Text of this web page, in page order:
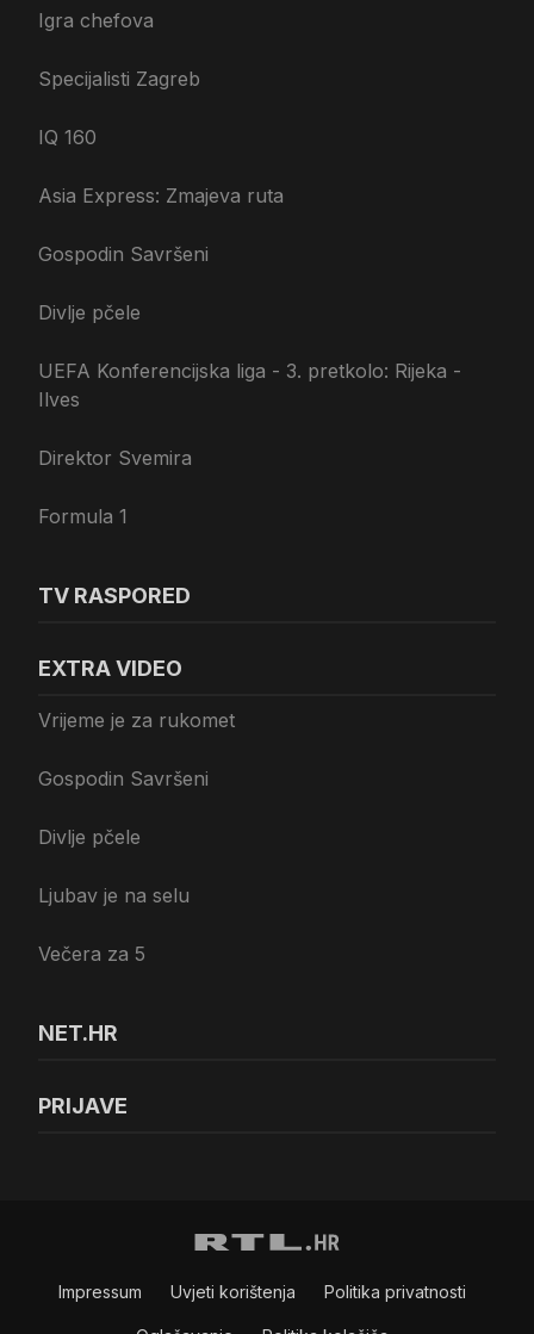
Igra chefova
Specijalisti Zagreb
IQ 160
Asia Express: Zmajeva ruta
Gospodin Savršeni
Divlje pčele
UEFA Konferencijska liga - 3. pretkolo: Rijeka -
Ilves
Direktor Svemira
Formula 1
TV RASPORED
EXTRA VIDEO
Vrijeme je za rukomet
Gospodin Savršeni
Divlje pčele
Ljubav je na selu
Večera za 5
NET.HR
PRIJAVE
Impressum Uvjeti korištenja Politika privatnosti